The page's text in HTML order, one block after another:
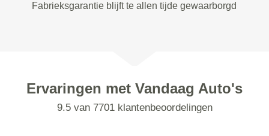
Fabrieksgarantie blijft te allen tijde gewaarborgd
Ervaringen met Vandaag Auto's
9.5 van 7701 klantenbeoordelingen